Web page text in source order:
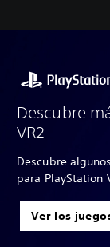
Descubre
VR2
Descubre
para PlayStation
Ver los